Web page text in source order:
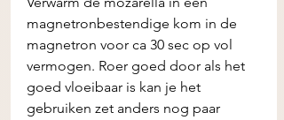
magnetronbestendige kom in de
magnetron voor ca 30 sec op vol
vermogen. Roer goed door als het
goed vloeibaar is kan je het
gebruiken zet anders nog paar